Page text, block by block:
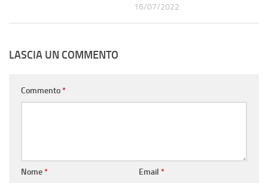
16/07/2022
LASCIA UN COMMENTO
Commento*
Nome* Email *